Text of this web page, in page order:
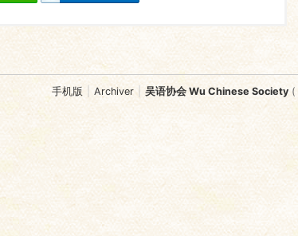
手机版 Archiver 吴语协会 Wu Chinese Society (